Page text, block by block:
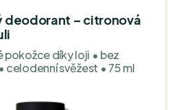
deodorant – citronová
pokožce díky loji • bez
celodenní svěžest • 75 ml